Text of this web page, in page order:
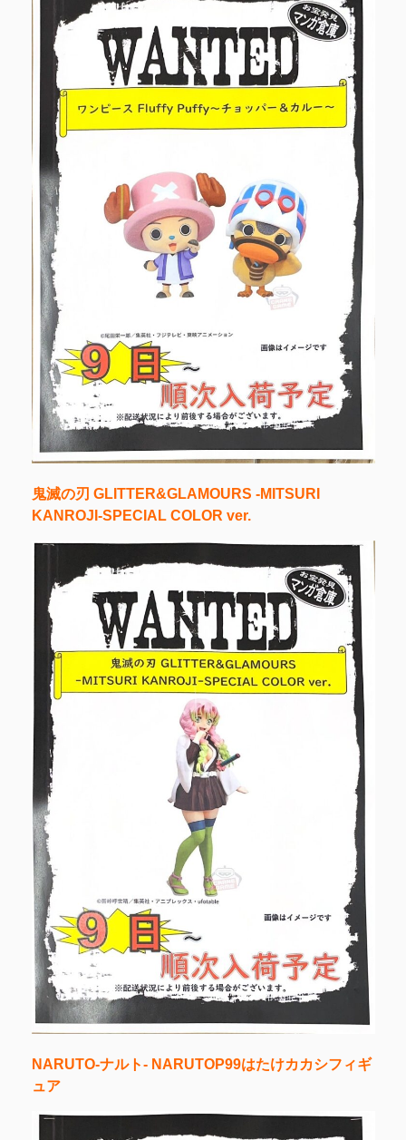
鬼滅の刃 GLITTER&GLAMOURS -MITSURI
KANROJI-SPECIAL COLOR ver.
NARUTO-ナルト- NARUTOP99はたけカカシフィギ
ュア